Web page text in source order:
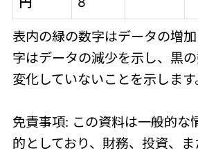
表内の緑の数字はデータの増
字はデータの減少を示し、黒
変化していないことを示します
免責事項: この資料は一般的な
的としており、財務、投資、